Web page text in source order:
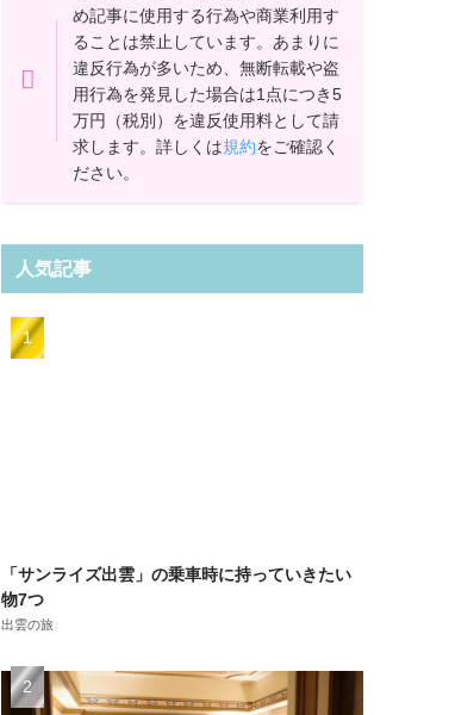
め記事に使用する行為や商業利用す
ることは禁止しています。あまりに
違反行為が多いため、無断転載や盗
用行為を発見した場合は1点につき5
万円（税別）を違反使用料として請
求します。詳しくは規約をご確認く
ださい。
人気記事
「サンライズ出雲」の乗車時に持っていきたい
物7つ
出雲の旅